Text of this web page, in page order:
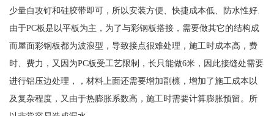
少量自攻钉和硅胶带即可，所以安装方便、快捷成本低、防水性好.
由于PC板是以平板为主，为了与彩钢板搭接，需要做其它的结构成
而屋面彩钢板都为波浪型，导致接点很难处理，施工时成本高，费
时、费力，又因为PC板受工艺限制，长只能做6米，因此接缝处需要
进行铝压边处理，，材料上面还需要增加副檩，增加了施工成本以
及复杂程度，又由于热膨胀系数高，施工时需要计算膨胀预留。所